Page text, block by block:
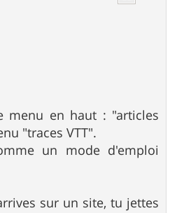
menu en haut : "articles
"traces VTT".
un mode d'emploi
sur un site, tu jettes